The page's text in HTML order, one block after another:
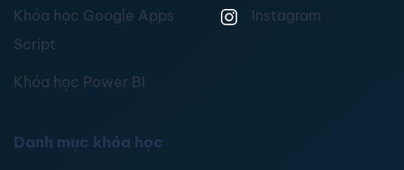
Khóa học Google Apps
Script
Khóa học Power BI
Instagram
Danh mục khóa học